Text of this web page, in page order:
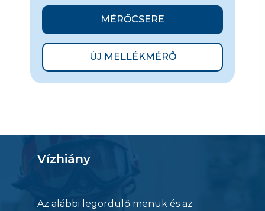
MÉRŐCSERE
ÚJ MELLÉKMÉRŐ
Vízhiány
Az alábbi legördülő menük és az